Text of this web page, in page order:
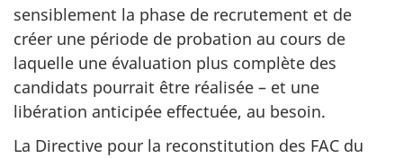
sensiblement la phase de recrutement et de
créer une période de probation au cours de
laquelle une évaluation plus complète des
candidats pourrait être réalisée – et une
libération anticipée effectuée, au besoin.
La Directive pour la reconstitution des FAC du